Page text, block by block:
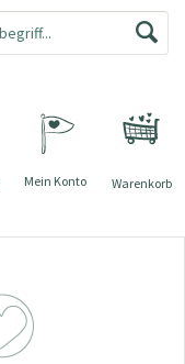
Warenkorb
Mein Konto